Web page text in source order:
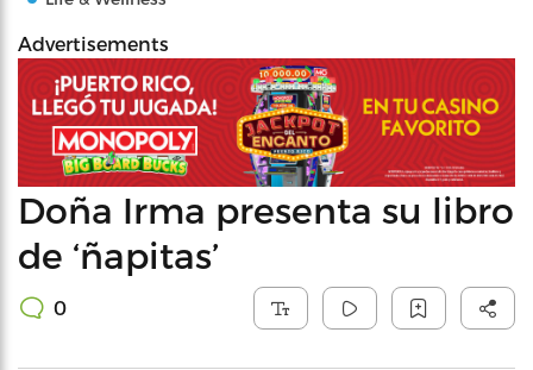
Advertisements
Doña Irma presenta su libro
de ‘ñapitas’
0